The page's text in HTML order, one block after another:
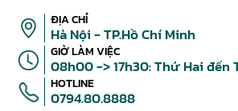
ĐỊA CHỈ
Hà Nội - TP.Hồ Chí Minh
GIỜ LÀM VIỆC
08h00 -> 17h30: Thứ Hai đến
HOTLINE
0794.80.8888